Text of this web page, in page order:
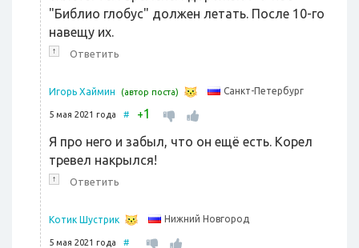
"Библио глобус" должен летать. После 10-го
навещу их.
↑ Ответить
Игорь Хаймин (автор поста) Санкт-Петербург
5 мая 2021 года # +1
Я про него и забыл, что он ещё есть. Корел
тревел накрылся!
↑ Ответить
Котик Шустрик Нижний Новгород
5 мая 2021 года #